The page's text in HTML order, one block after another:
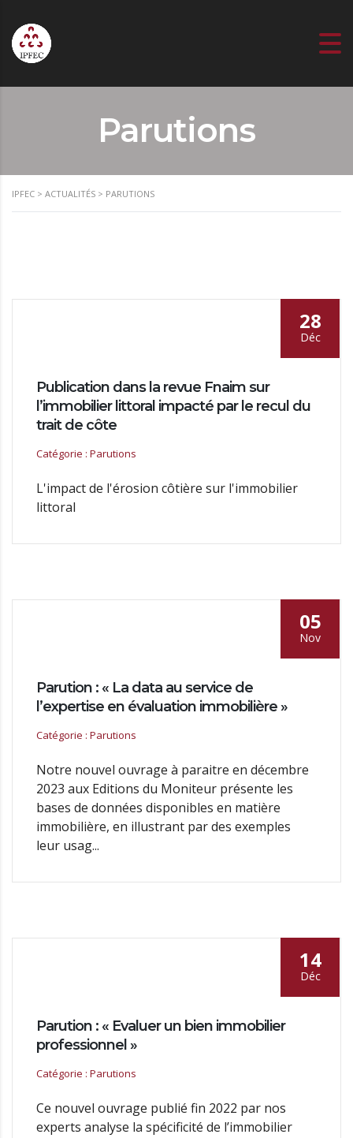
Parutions
IPFEC > ACTUALITÉS > PARUTIONS
28
Déc
Publication dans la revue Fnaim sur
l’immobilier littoral impacté par le recul du
trait de côte
Catégorie : Parutions
L'impact de l'érosion côtière sur l'immobilier
littoral
05
Nov
Parution : « La data au service de
l’expertise en évaluation immobilière »
Catégorie : Parutions
Notre nouvel ouvrage à paraitre en décembre
2023 aux Editions du Moniteur présente les
bases de données disponibles en matière
immobilière, en illustrant par des exemples
leur usag...
14
Déc
Parution : « Evaluer un bien immobilier
professionnel »
Catégorie : Parutions
Ce nouvel ouvrage publié fin 2022 par nos
experts analyse la spécificité de l’immobilier